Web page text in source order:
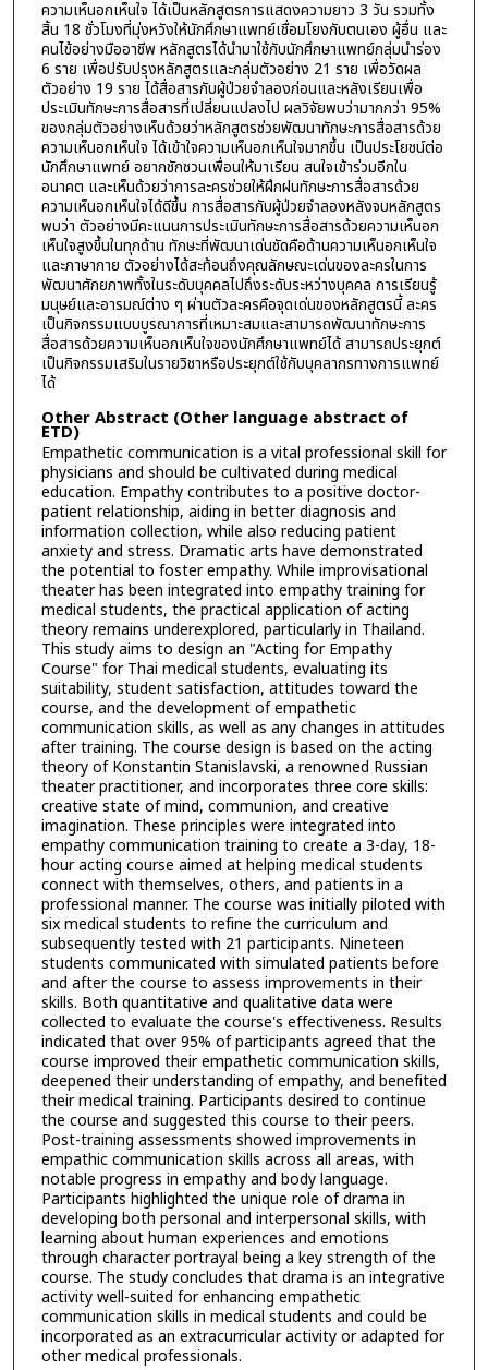
ความเห็นอกเห็นใจ ได้เป็นหลักสูตรการแสดงความยาว 3 วัน รวมทั้ง
สิ้น 18 ชั่วโมงที่มุ่งหวังให้นักศึกษาแพทย์เชื่อมโยงกับตนเอง ผู้อื่น และ
คนไข้อย่างมืออาชีพ หลักสูตรได้นำมาใช้กับนักศึกษาแพทย์กลุ่มนำร่อง
6 ราย เพื่อปรับปรุงหลักสูตรและกลุ่มตัวอย่าง 21 ราย เพื่อวัดผล
ตัวอย่าง 19 ราย ได้สื่อสารกับผู้ป่วยจำลองก่อนและหลังเรียนเพื่อ
ประเมินทักษะการสื่อสารที่เปลี่ยนแปลงไป ผลวิจัยพบว่ามากกว่า 95%
ของกลุ่มตัวอย่างเห็นด้วยว่าหลักสูตรช่วยพัฒนาทักษะการสื่อสารด้วย
ความเห็นอกเห็นใจ ได้เข้าใจความเห็นอกเห็นใจมากขึ้น เป็นประโยชน์ต่อ
นักศึกษาแพทย์ อยากชักชวนเพื่อนให้มาเรียน สนใจเข้าร่วมอีกใน
อนาคต และเห็นด้วยว่าการละครช่วยให้ฝึกฝนทักษะการสื่อสารด้วย
ความเห็นอกเห็นใจได้ดีขึ้น การสื่อสารกับผู้ป่วยจำลองหลังจบหลักสูตร
พบว่า ตัวอย่างมีคะแนนการประเมินทักษะการสื่อสารด้วยความเห็นอก
เห็นใจสูงขึ้นในทุกด้าน ทักษะที่พัฒนาเด่นชัดคือด้านความเห็นอกเห็นใจ
และภาษากาย ตัวอย่างได้สะท้อนถึงคุณลักษณะเด่นของละครในการ
พัฒนาศักยภาพทั้งในระดับบุคคลไปถึงระดับระหว่างบุคคล การเรียนรู้
มนุษย์และอารมณ์ต่าง ๆ ผ่านตัวละครคือจุดเด่นของหลักสูตรนี้ ละคร
เป็นกิจกรรมแบบบูรณาการที่เหมาะสมและสามารถพัฒนาทักษะการ
สื่อสารด้วยความเห็นอกเห็นใจของนักศึกษาแพทย์ได้ สามารถประยุกต์
เป็นกิจกรรมเสริมในรายวิชาหรือประยุกต์ใช้กับบุคลากรทางการแพทย์
ได้
Other Abstract (Other language abstract of
ETD)
Empathetic communication is a vital professional skill for
physicians and should be cultivated during medical
education. Empathy contributes to a positive doctor-
patient relationship, aiding in better diagnosis and
information collection, while also reducing patient
anxiety and stress. Dramatic arts have demonstrated
the potential to foster empathy. While improvisational
theater has been integrated into empathy training for
medical students, the practical application of acting
theory remains underexplored, particularly in Thailand.
This study aims to design an "Acting for Empathy
Course" for Thai medical students, evaluating its
suitability, student satisfaction, attitudes toward the
course, and the development of empathetic
communication skills, as well as any changes in attitudes
after training. The course design is based on the acting
theory of Konstantin Stanislavski, a renowned Russian
theater practitioner, and incorporates three core skills:
creative state of mind, communion, and creative
imagination. These principles were integrated into
empathy communication training to create a 3-day, 18-
hour acting course aimed at helping medical students
connect with themselves, others, and patients in a
professional manner. The course was initially piloted with
six medical students to refine the curriculum and
subsequently tested with 21 participants. Nineteen
students communicated with simulated patients before
and after the course to assess improvements in their
skills. Both quantitative and qualitative data were
collected to evaluate the course's effectiveness. Results
indicated that over 95% of participants agreed that the
course improved their empathetic communication skills,
deepened their understanding of empathy, and benefited
their medical training. Participants desired to continue
the course and suggested this course to their peers.
Post-training assessments showed improvements in
empathic communication skills across all areas, with
notable progress in empathy and body language.
Participants highlighted the unique role of drama in
developing both personal and interpersonal skills, with
learning about human experiences and emotions
through character portrayal being a key strength of the
course. The study concludes that drama is an integrative
activity well-suited for enhancing empathetic
communication skills in medical students and could be
incorporated as an extracurricular activity or adapted for
other medical professionals.